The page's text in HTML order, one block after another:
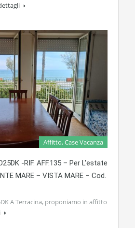
Affitto, Case Vacanza
-RIF. AFF.135 – Per L’estate
MARE – VISTA MARE – Cod.
A Terracina, proponiamo in affitto